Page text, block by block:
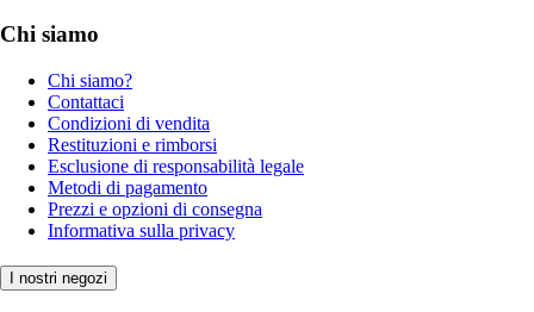
Chi siamo
Chi siamo?
Contattaci
Condizioni di vendita
Restituzioni e rimborsi
Esclusione di responsabilità legale
Metodi di pagamento
Prezzi e opzioni di consegna
Informativa sulla privacy
I nostri negozi